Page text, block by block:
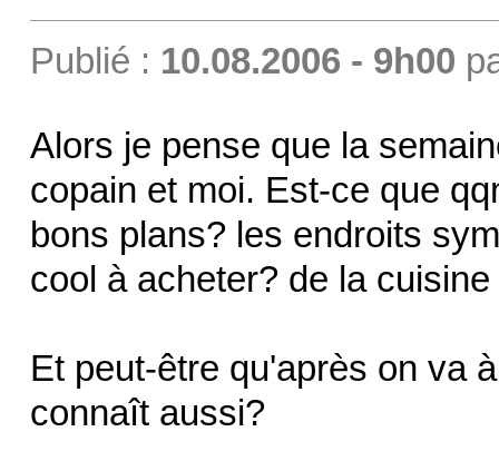
Publié : 10.08.2006 - 9h00
Alors je pense que la
copain et moi. Est-ce que
bons plans? les endroits
cool à acheter? de la
Et peut-être qu'après on va
connaît aussi?